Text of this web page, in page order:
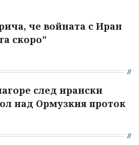
че войната с Иран
скоро"
след ирански
над Ормузкия проток